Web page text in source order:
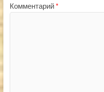
Комментарий *